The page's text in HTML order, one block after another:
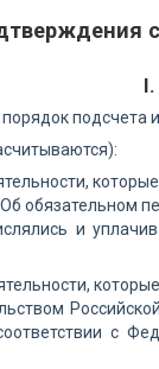
подсчета
обязательном
и
с